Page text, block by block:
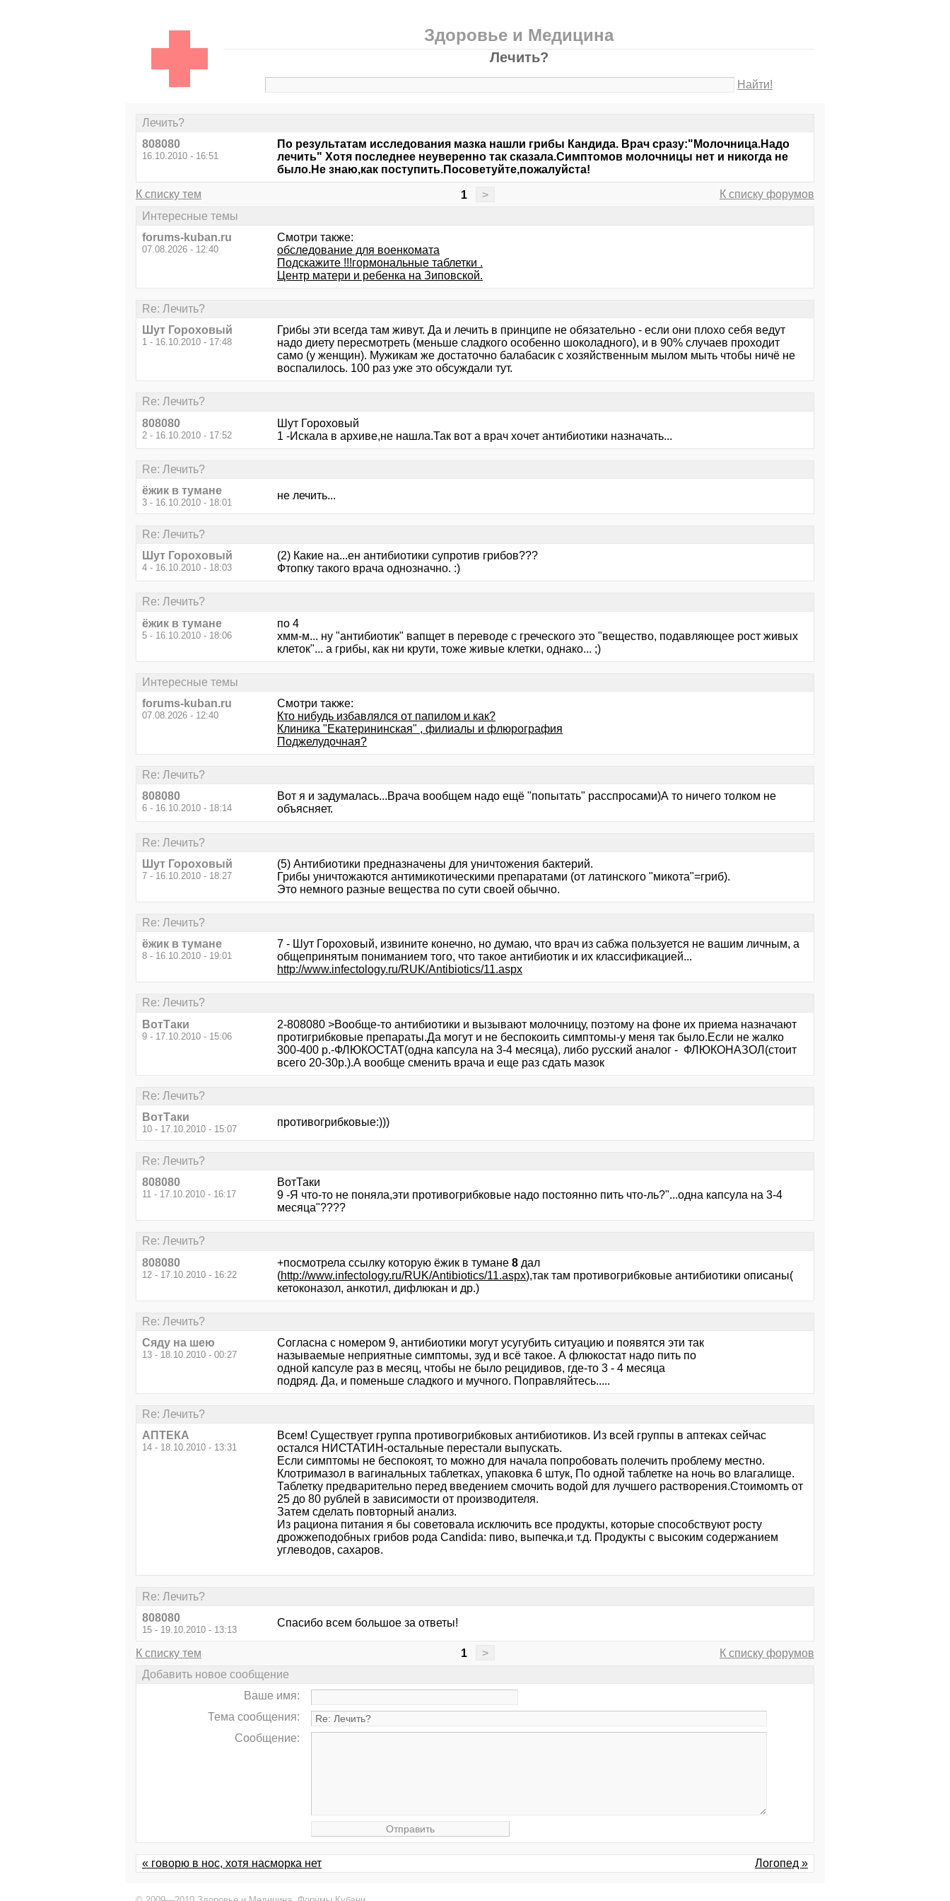
Здоровье и Медицина
Лечить?
Найти!
Лечить?
808080
16.10.2010 - 16:51
По результатам исследования мазка нашли грибы Кандида. Врач сразу:"Молочница.Надо
лечить" Хотя последнее неуверенно так сказала.Симптомов молочницы нет и никогда не
было.Не знаю,как поступить.Посоветуйте,пожалуйста!
К списку тем 1 >
К списку форумов
Интересные темы
forums-kuban.ru
07.08.2026 - 12:40
Смотри также:
обследование для военкомата
Подскажите !!!гормональные таблетки .
Центр матери и ребенка на Зиповской.
Re: Лечить?
Шут Гороховый
1 - 16.10.2010 - 17:48
Грибы эти всегда там живут. Да и лечить в принципе не обязательно - если они плохо себя ведут
надо диету пересмотреть (меньше сладкого особенно шоколадного), и в 90% случаев проходит
само (у женщин). Мужикам же достаточно балабасик с хозяйственным мылом мыть чтобы ничё не
воспалилось. 100 раз уже это обсуждали тут.
Re: Лечить?
808080
2 - 16.10.2010 - 17:52
Шут Гороховый
1 -Искала в архиве,не нашла.Так вот а врач хочет антибиотики назначать...
Re: Лечить?
ёжик в тумане
3 - 16.10.2010 - 18:01
не лечить...
Re: Лечить?
Шут Гороховый
4 - 16.10.2010 - 18:03
(2) Какие на...ен антибиотики супротив грибов???
Фтопку такого врача однозначно. :)
Re: Лечить?
ёжик в тумане
5 - 16.10.2010 - 18:06
по 4
хмм-м... ну "антибиотик" вапщет в переводе с греческого это "вещество, подавляющее рост живых
клеток"... а грибы, как ни крути, тоже живые клетки, однако... ;)
Интересные темы
forums-kuban.ru
07.08.2026 - 12:40
Смотри также:
Кто нибудь избавлялся от папилом и как?
Клиника "Екатерининская" , филиалы и флюрография
Поджелудочная?
Re: Лечить?
808080
6 - 16.10.2010 - 18:14
Вот я и задумалась...Врача вообщем надо ещё "попытать" расспросами)А то ничего толком не
объясняет.
Re: Лечить?
Шут Гороховый
7 - 16.10.2010 - 18:27
(5) Антибиотики предназначены для уничтожения бактерий.
Грибы уничтожаются антимикотическими препаратами (от латинского "микота"=гриб).
Это немного разные вещества по сути своей обычно.
Re: Лечить?
ёжик в тумане
8 - 16.10.2010 - 19:01
7 - Шут Гороховый, извините конечно, но думаю, что врач из сабжа пользуется не вашим личным, а
общепринятым пониманием того, что такое антибиотик и их классификацией...
http://www.infectology.ru/RUK/Antibiotics/11.aspx
Re: Лечить?
ВотТаки
9 - 17.10.2010 - 15:06
2-808080 >Вообще-то антибиотики и вызывают молочницу, поэтому на фоне их приема назначают
протигрибковые препараты.Да могут и не беспокоить симптомы-у меня так было.Если не жалко
300-400 р.-ФЛЮКОСТАТ(одна капсула на 3-4 месяца), либо русский аналог - ФЛЮКОНАЗОЛ(стоит
всего 20-30р.).А вообще сменить врача и еще раз сдать мазок
Re: Лечить?
ВотТаки
10 - 17.10.2010 - 15:07
противогрибковые:)))
Re: Лечить?
808080
11 - 17.10.2010 - 16:17
ВотТаки
9 -Я что-то не поняла,эти противогрибковые надо постоянно пить что-ль?"...одна капсула на 3-4
месяца"????
Re: Лечить?
808080
12 - 17.10.2010 - 16:22
+посмотрела ссылку которую ёжик в тумане 8 дал
(http://www.infectology.ru/RUK/Antibiotics/11.aspx),так там противогрибковые антибиотики описаны(
кетоконазол, анкотил, дифлюкан и др.)
Re: Лечить?
Сяду на шею
13 - 18.10.2010 - 00:27
Согласна с номером 9, антибиотики могут усугубить ситуацию и появятся эти так
называемые неприятные симптомы, зуд и всё такое. А флюкостат надо пить по
одной капсуле раз в месяц, чтобы не было рецидивов, где-то 3 - 4 месяца
подряд. Да, и поменьше сладкого и мучного. Поправляйтесь.....
Re: Лечить?
АПТЕКА
14 - 18.10.2010 - 13:31
Всем! Существует группа противогрибковых антибиотиков. Из всей группы в аптеках сейчас
остался НИСТАТИН-остальные перестали выпускать.
Если симптомы не беспокоят, то можно для начала попробовать полечить проблему местно.
Клотримазол в вагинальных таблетках, упаковка 6 штук, По одной таблетке на ночь во влагалище.
Таблетку предварительно перед введением смочить водой для лучшего растворения.Стоимомть от
25 до 80 рублей в зависимости от производителя.
Затем сделать повторный анализ.
Из рациона питания я бы советовала исключить все продукты, которые способствуют росту
дрожжеподобных грибов рода Candida: пиво, выпечка,и т.д. Продукты с высоким содержанием
углеводов, сахаров.
Re: Лечить?
808080
15 - 19.10.2010 - 13:13
Спасибо всем большое за ответы!
К списку тем 1 >
К списку форумов
Добавить новое сообщение
Ваше имя:
Тема сообщения:
Сообщение:
« говорю в нос, хотя насморка нет Логопед »